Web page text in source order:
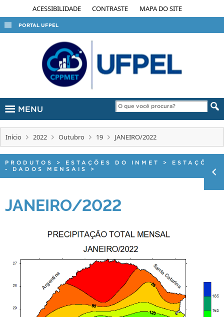
ACESSIBILIDADE CONTRASTE MAPA DO SITE
PORTAL UFPEL
ACESSO À INFORMAÇÃO
AUDITORIA
EDITAIS
INTERNACIONAL
PORTARIAS
TELEFONES
MENU
Início 2022 Outubro 19 JANEIRO/2022
PRODUTOS > ESTAÇÕES DO INMET > ESTAÇÕES
- DADOS MENSAIS
>
JANEIRO/2022